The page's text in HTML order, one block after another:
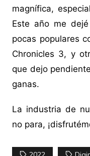
magnífica,
Este año me
pocas populares
Chronicles 3, y
que dejo
ganas.
La industria de
no para,